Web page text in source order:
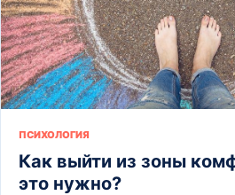
ПСИХОЛОГИЯ
Как выйти из зоны
это нужно?